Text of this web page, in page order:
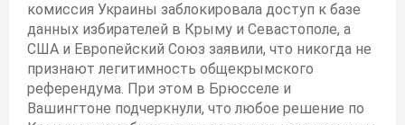
комиссия Украины заблокировала доступ к базе
данных избирателей в Крыму и Севастополе, а
США и Европейский Союз заявили, что никогда не
признают легитимность общекрымского
референдума. При этом в Брюсселе и
Вашингтоне подчеркнули, что любое решение по